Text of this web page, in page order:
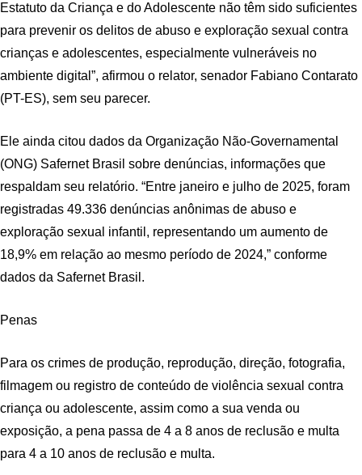
Estatuto da Criança e do Adolescente não têm sido suficientes
para prevenir os delitos de abuso e exploração sexual contra
crianças e adolescentes, especialmente vulneráveis no
ambiente digital”, afirmou o relator, senador Fabiano Contarato
(PT-ES), sem seu parecer.
Ele ainda citou dados da Organização Não-Governamental
(ONG) Safernet Brasil sobre denúncias, informações que
respaldam seu relatório. “Entre janeiro e julho de 2025, foram
registradas 49.336 denúncias anônimas de abuso e
exploração sexual infantil, representando um aumento de
18,9% em relação ao mesmo período de 2024,” conforme
dados da Safernet Brasil.
Penas
Para os crimes de produção, reprodução, direção, fotografia,
filmagem ou registro de conteúdo de violência sexual contra
criança ou adolescente, assim como a sua venda ou
exposição, a pena passa de 4 a 8 anos de reclusão e multa
para 4 a 10 anos de reclusão e multa.